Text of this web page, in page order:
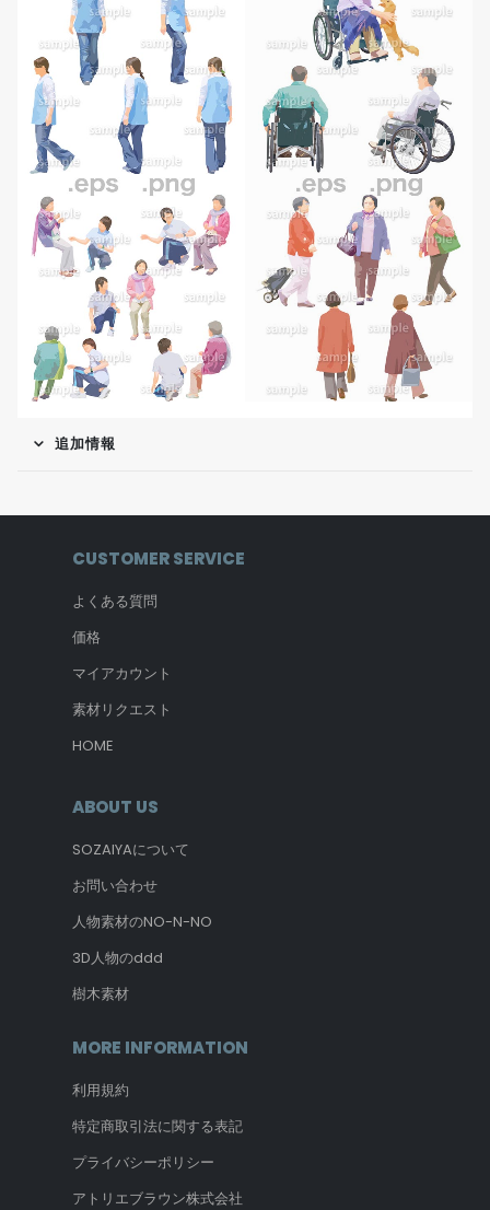
追加情報
CUSTOMER SERVICE
よくある質問
価格
マイアカウント
素材リクエスト
HOME
ABOUT US
SOZAIYAについて
お問い合わせ
人物素材のNO-N-NO
3D人物のddd
樹木素材
MORE INFORMATION
利用規約
特定商取引法に関する表記
プライバシーポリシー
アトリエブラウン株式会社